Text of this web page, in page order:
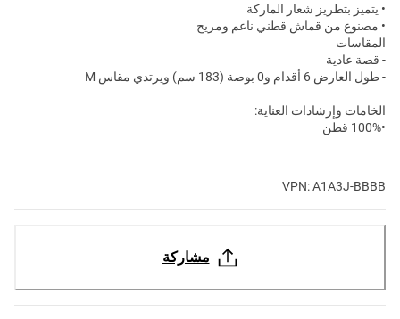
• يتميز بتطريز شعار الماركة
• مصنوع من قماش قطني ناعم ومريح
المقاسات
- قصة عادية
- طول العارض 6 أقدام و0 بوصة (183 سم) ويرتدي مقاس M
الخامات وإرشادات العناية:
•100% قطن
VPN: A1A3J-BBBB
مشاركة